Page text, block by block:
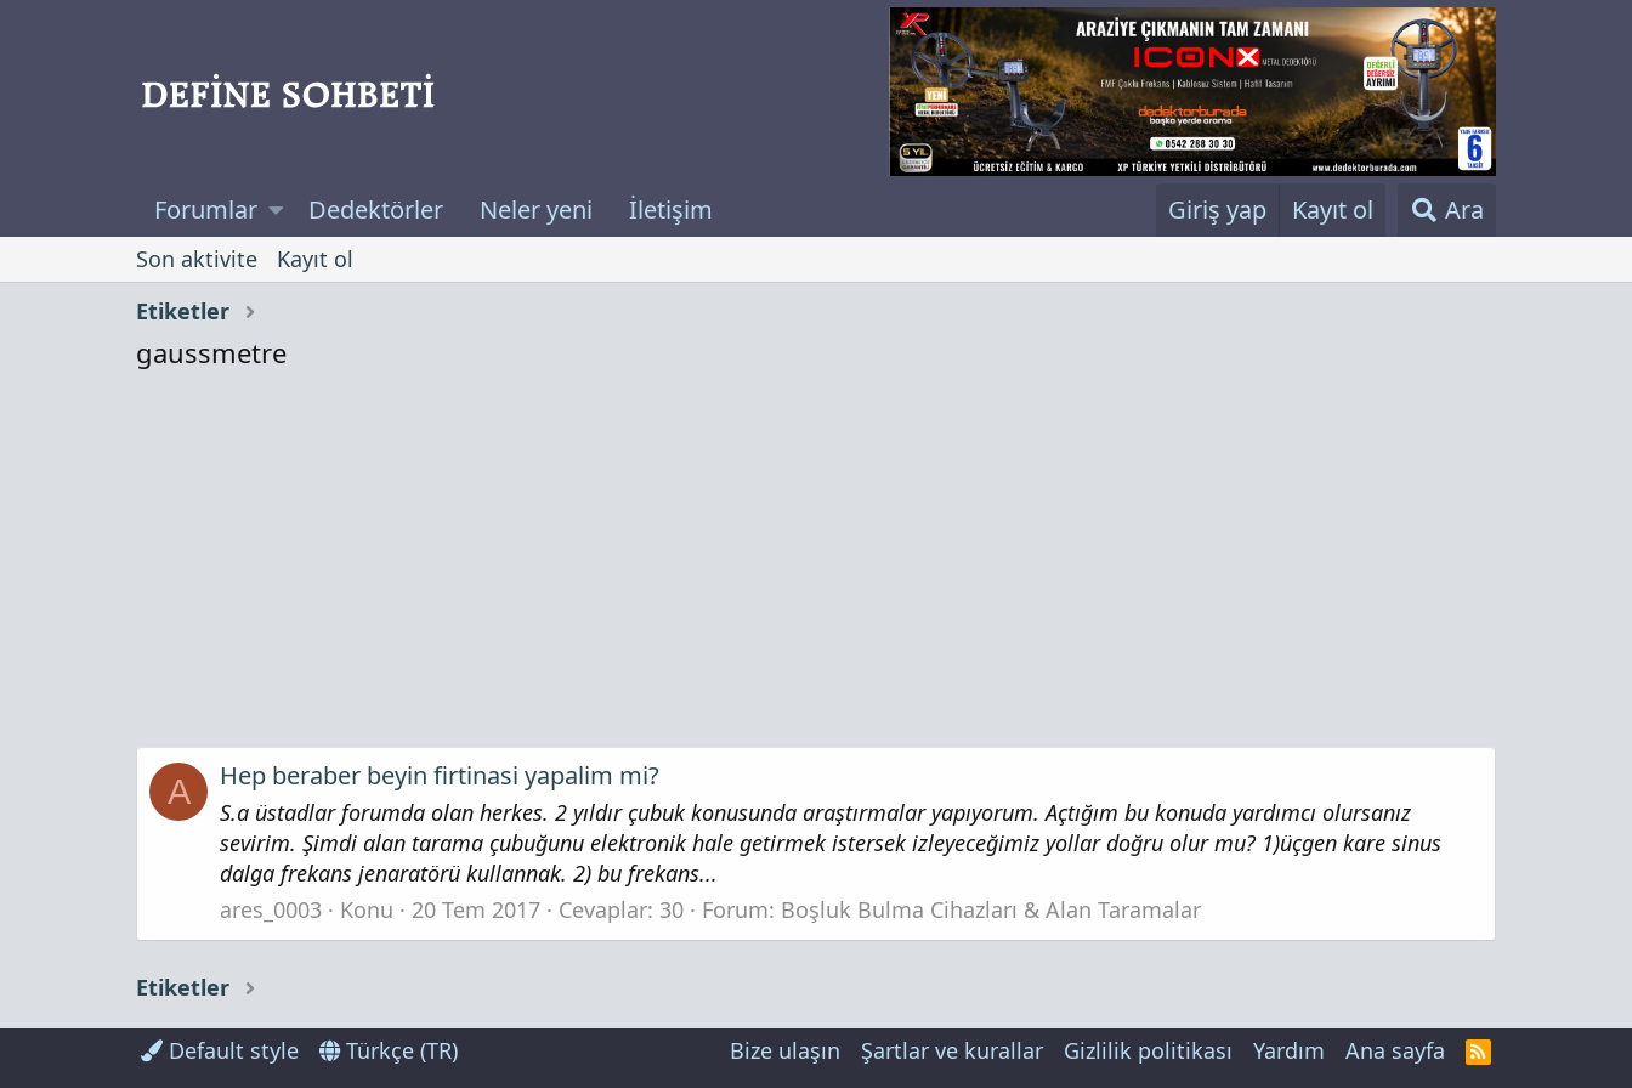
Forumlar Dedektörler Neler yeni İletişim Giriş yap Kayıt ol Ara
Son aktivite
Kayıt ol
Etiketler
gaussmetre
A Hep beraber beyin firtinasi yapalim mi?
S.a üstadlar forumda olan herkes. 2 yıldır çubuk konusunda araştırmalar yapıyorum. Açtığım bu konuda yardımcı olursanız
sevirim. Şimdi alan tarama çubuğunu elektronik hale getirmek istersek izleyeceğimiz yollar doğru olur mu? 1)üçgen kare sinus
dalga frekans jenaratörü kullannak. 2) bu frekans...
ares_0003
Konu 20 Tem 2017 Cevaplar: 30 Forum: Boşluk Bulma Cihazları & Alan Taramalar
Etiketler
Default style Türkçe (TR) Bize ulaşın Şartlar ve kurallar Gizlilik politikası Yardım Ana sayfa